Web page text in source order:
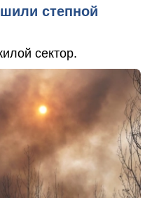
степной
сектор.